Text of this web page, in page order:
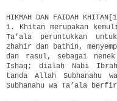
HIKMAH DAN FAIDAH
1. Khitan merupakan
Ta’ala peruntukkan untuk
zhahir dan bathin,
dan rasul, sebagai
Ishaq; dialah Nabi
tanda Allah Subhanahu
Subhanahu wa Ta’ala